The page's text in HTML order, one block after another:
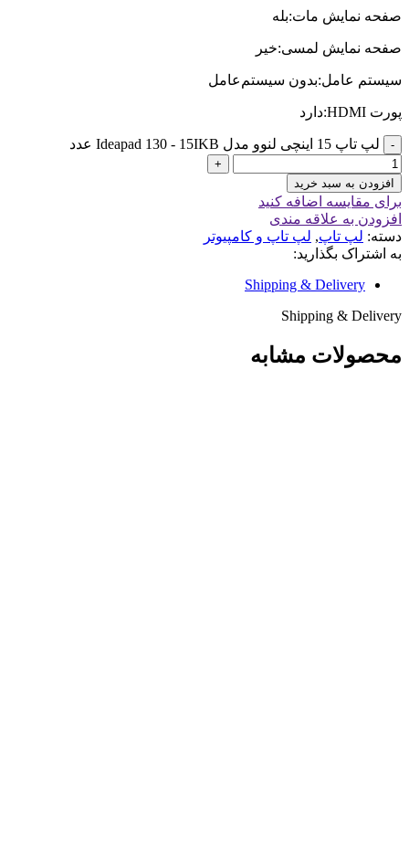
صفحه نمایش مات:بله
صفحه نمایش لمسی:خیر
سیستم عامل:بدون سیستم‌عامل
پورت HDMI:دارد
لپ تاپ 15 اینچی لنوو مدل Ideapad 130 - 15IKB عدد
افزودن به سبد خرید
برای مقایسه اضافه کنید
افزودن به علاقه مندی
دسته: لپ تاپ, لپ تاپ و کامپیوتر
به اشتراک بگذارید:
Shipping & Delivery
Shipping & Delivery
محصولات مشابه